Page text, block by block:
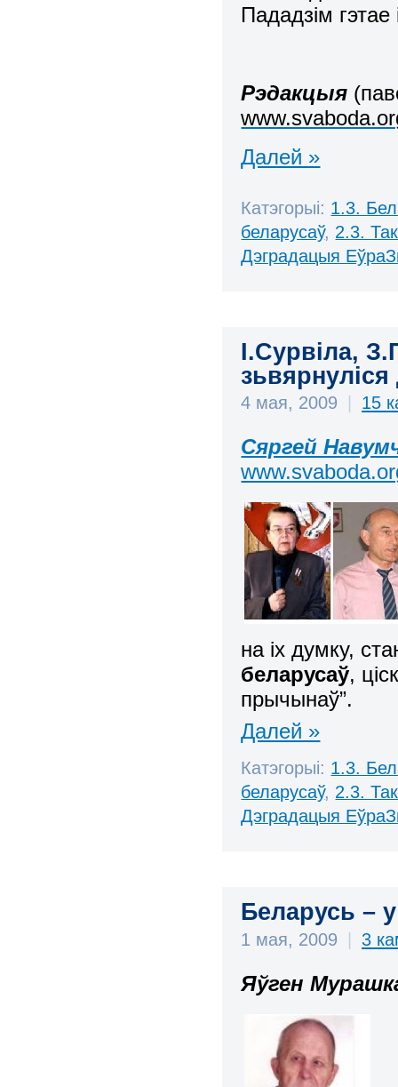
Пададзім
Рэдакцыя
Далей »
Катэгорыі: 1.3.
беларусаў, 2.3.
Дэградацыя
І.Сурвіла,
4 мая, 2009 15
Сяргей
на іх думку,
беларусаў,
прычынаў”.
Далей »
Катэгорыі: 1.3.
беларусаў, 2.3.
Дэградацыя
Беларусь –
1 мая, 2009 3
Яўген